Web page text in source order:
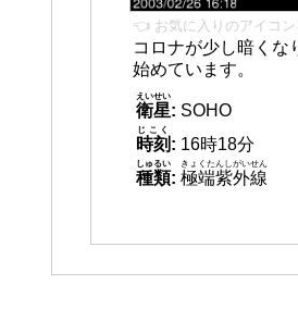
👈 お気に入りのアイコン
コロナが少し暗くな
始めています。
衛星
えいせい
: SOHO
時刻
じこく
: 16時18分
種類
しゅるい
: 極端紫外線
きょくたんしがいせん